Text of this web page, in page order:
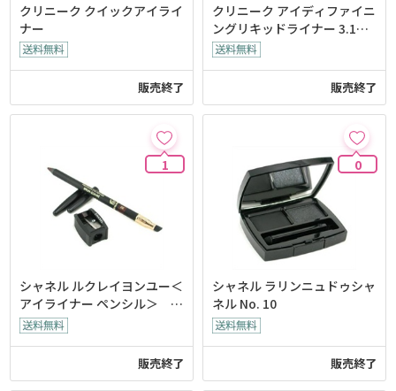
クリニーク クイックアイライ
ナー
販売終了
クリニーク アイディファイニ
ングリキッドライナー 3.1g/
0.11oz
販売終了
1
シャネル ルクレイヨンユー＜
アイライナー ペンシル＞ 1
g
販売終了
0
シャネル ラリンニュドゥシャ
ネル No. 10
販売終了